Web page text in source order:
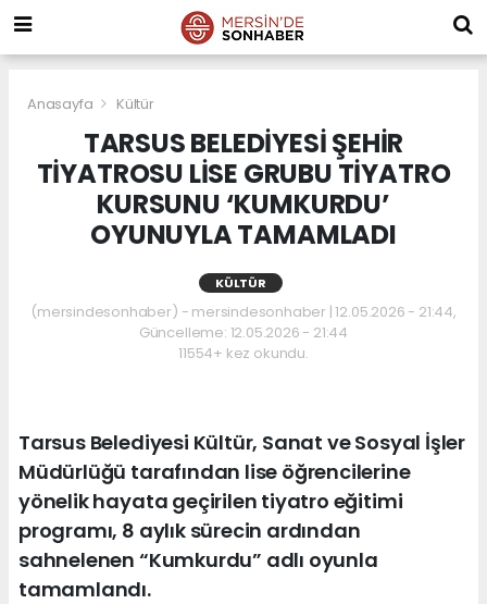
Anasayfa Kültür
TARSUS BELEDİYESİ ŞEHİR
TİYATROSU LİSE GRUBU TİYATRO
KURSUNU ‘KUMKURDU’
OYUNUYLA TAMAMLADI
KÜLTÜR
(mersindesonhaber) - mersindesonhaber | 12.05.2026 - 21:44,
Güncelleme: 12.05.2026 - 21:44
11554+ kez okundu.
Tarsus Belediyesi Kültür, Sanat ve Sosyal İşler
Müdürlüğü tarafından lise öğrencilerine
yönelik hayata geçirilen tiyatro eğitimi
programı, 8 aylık sürecin ardından
sahnelenen “Kumkurdu” adlı oyunla
tamamlandı.